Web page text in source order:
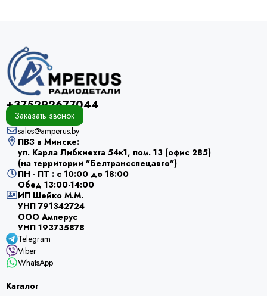
+375292677044
Заказать звонок
sales@amperus.by
ПВЗ в Минске:
ул. Карла Либкнехта 54к1, пом. 13 (офис 285)
(на территории "Белтрансспецавто")
ПН - ПТ : с 10:00 до 18:00
Обед 13:00-14:00
ИП Шейко М.М.
УНП 791342724
ООО Амперус
УНП 193735878
Telegram
Viber
WhatsApp
Каталог